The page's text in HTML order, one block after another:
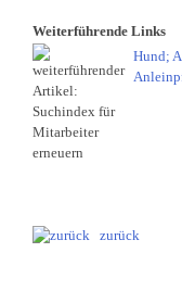
Weiterführende Links
Hund;
zurück